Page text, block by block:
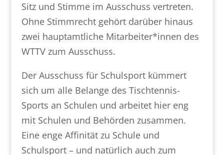
Sitz und Stimme im Ausschuss vertreten.
Ohne Stimmrecht gehört darüber hinaus
zwei hauptamtliche Mitarbeiter*innen des
WTTV zum Ausschuss.
Der Ausschuss für Schulsport kümmert
sich um alle Belange des Tischtennis-
Sports an Schulen und arbeitet hier eng
mit Schulen und Behörden zusammen.
Eine enge Affinität zu Schule und
Schulsport – und natürlich auch zum